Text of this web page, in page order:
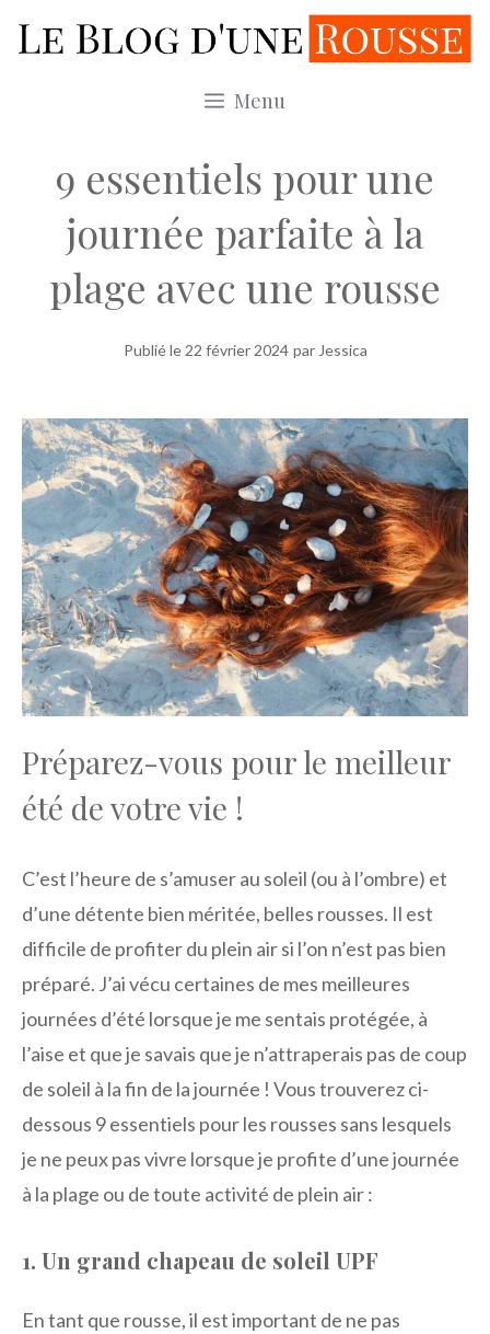
au
Menu
9 essentiels pour une
journée parfaite à la
plage avec une rousse
Publié le 22 février 2024 par Jessica
Préparez-vous pour le meilleur
été de votre vie !
C’est l’heure de s’amuser au soleil (ou à l’ombre) et
d’une détente bien méritée, belles rousses. Il est
difficile de profiter du plein air si l’on n’est pas bien
préparé. J’ai vécu certaines de mes meilleures
journées d’été lorsque je me sentais protégée, à
l’aise et que je savais que je n’attraperais pas de coup
de soleil à la fin de la journée ! Vous trouverez ci-
dessous 9 essentiels pour les rousses sans lesquels
je ne peux pas vivre lorsque je profite d’une journée
à la plage ou de toute activité de plein air :
1. Un grand chapeau de soleil UPF
En tant que rousse, il est important de ne pas